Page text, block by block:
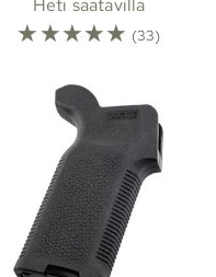
Heti saatavilla
☆☆☆☆☆ (33)